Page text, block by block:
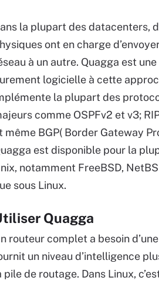
la plupart des datacenters,
ont en charge
à un autre. Quagga est
logicielle à cette
la plupart des
comme OSPFv2 et v3;
même BGP( Border Gateway
est disponible pour la
notamment FreeBSD,
sous Linux.
Quagga
routeur complet a besoin
un niveau d’intelligence
pile de routage. Dans Linux,